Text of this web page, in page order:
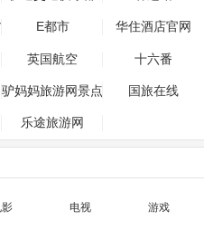
E都市 华住酒店官网
英国航空 十六番
驴妈妈旅游网景点
门票
国旅在线
乐途旅游网
影 电视 游戏